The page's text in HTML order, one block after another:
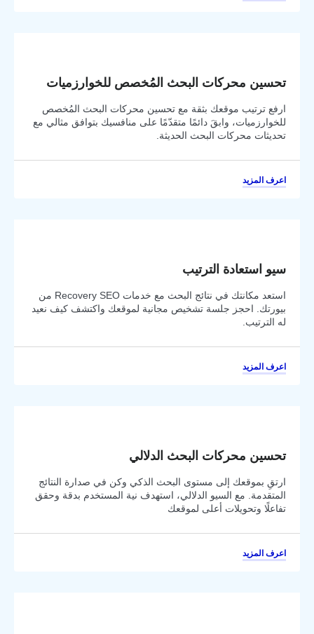
تحسين محركات البحث المُخصص للخوارزميات
ارفع ترتيب موقعك بثقة مع تحسين محركات البحث المُخصص
للخوارزميات، وابقَ دائمًا متقدّمًا على منافسيك بتوافق مثالي مع
تحديثات محركات البحث الحديثة.
اعرف المزيد
سيو استعادة الترتيب
استعد مكانتك في نتائج البحث مع خدمات Recovery SEO من
بيورتك. احجز جلسة تشخيص مجانية لموقعك واكتشف كيف نعيد
له الترتيب.
اعرف المزيد
تحسين محركات البحث الدلالي
ارتقِ بموقعك إلى مستوى البحث الذكي وكن في صدارة النتائج
المتقدمة. مع السيو الدلالي، استهدف نية المستخدم بدقة وحقق
تفاعلًا وتحويلات أعلى لموقعك
اعرف المزيد